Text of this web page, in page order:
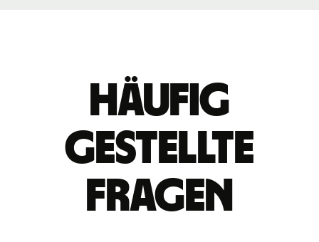
Häufig
gestellte
Fragen